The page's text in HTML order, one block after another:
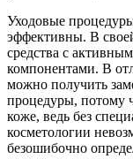
Уходовые
эффективны. В
средства с
компонентами. В
можно получить
процедуры, потому
коже, ведь без
косметологии
безошибочно